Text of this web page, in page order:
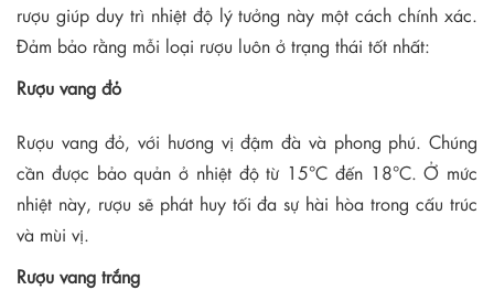
rượu giúp duy trì nhiệt độ lý tưởng này một cách chính xác.
Đảm bảo rằng mỗi loại rượu luôn ở trạng thái tốt nhất:
Rượu vang đỏ
Rượu vang đỏ, với hương vị đậm đà và phong phú. Chúng
cần được bảo quản ở nhiệt độ từ 15°C đến 18°C. Ở mức
nhiệt này, rượu sẽ phát huy tối đa sự hài hòa trong cấu trúc
và mùi vị.
Rượu vang trắng